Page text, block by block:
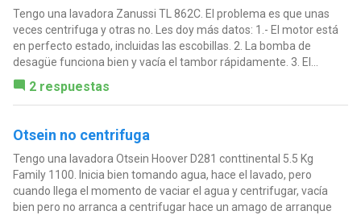
Tengo una lavadora Zanussi TL 862C. El problema es que unas
veces centrifuga y otras no. Les doy más datos: 1.- El motor está
en perfecto estado, incluidas las escobillas. 2. La bomba de
desagüe funciona bien y vacía el tambor rápidamente. 3. El...
2 respuestas
Otsein no centrifuga
Tengo una lavadora Otsein Hoover D281 conttinental 5.5 Kg
Family 1100. Inicia bien tomando agua, hace el lavado, pero
cuando llega el momento de vaciar el agua y centrifugar, vacía
bien pero no arranca a centrifugar hace un amago de arranque